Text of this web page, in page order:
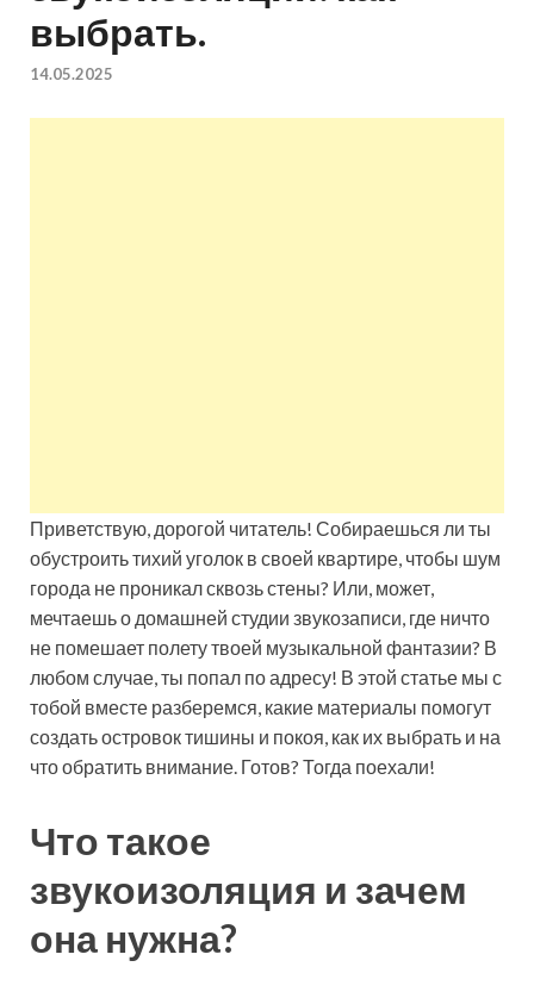
квартир недорого.
Восстановление и
выбрать.
14.05.2025
Приветствую, дорогой читатель! Собираешься ли ты
обустроить тихий уголок в своей квартире, чтобы шум
города не проникал сквозь стены? Или, может,
мечтаешь о домашней студии звукозаписи, где ничто
не помешает полету твоей музыкальной фантазии? В
любом случае, ты попал по адресу! В этой статье мы с
тобой вместе разберемся, какие материалы помогут
создать островок тишины и покоя, как их выбрать и на
что обратить внимание. Готов? Тогда поехали!
Что такое
звукоизоляция и зачем
она нужна?